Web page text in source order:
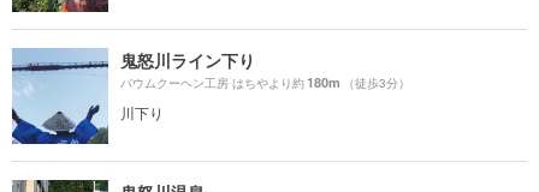
鬼怒川ライン下り
バウムクーヘン工房 はちやより約180m （徒歩3分）
川下り